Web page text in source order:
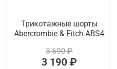
Трикотажные шорты
Abercrombie & Fitch ABS4
3 690 ₽
3 190 ₽